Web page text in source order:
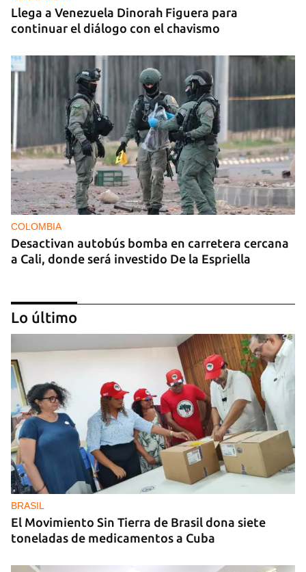
Llega a Venezuela Dinorah Figuera para
continuar el diálogo con el chavismo
COLOMBIA
Desactivan autobús bomba en carretera cercana
a Cali, donde será investido De la Espriella
MIAMI
La hija de un diplomático castrista expulsado de
EE UU en 2003 está bajo custodia del ICE
Lo último
BRASIL
El Movimiento Sin Tierra de Brasil dona siete
toneladas de medicamentos a Cuba